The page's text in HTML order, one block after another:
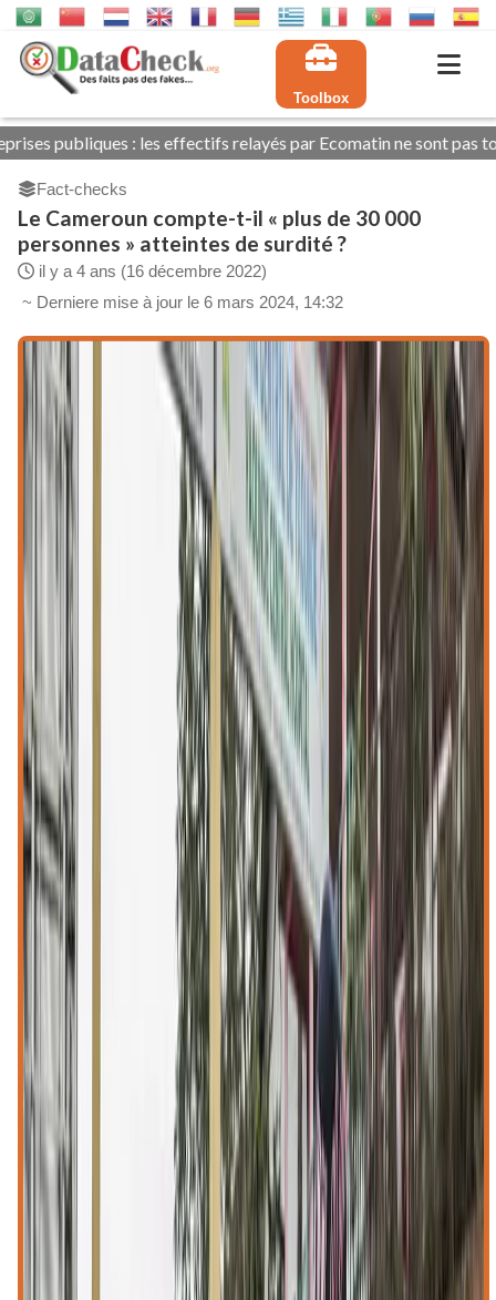
Toolbox
relayés par Ecomatin ne sont pas tous exacts
Fact-checks
Le Cameroun compte-t-il « plus de 30 000
personnes » atteintes de surdité ?
il y a 4 ans (16 décembre 2022)
~ Derniere mise à jour le 6 mars 2024, 14:32